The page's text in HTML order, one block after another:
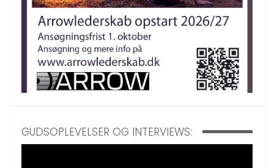
GUDSOPLEVELSER OG INTERVIEWS: